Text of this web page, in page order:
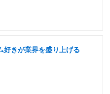
好きが業界を盛り上げる